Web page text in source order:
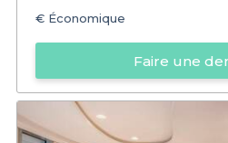
€ Économique
Faire une